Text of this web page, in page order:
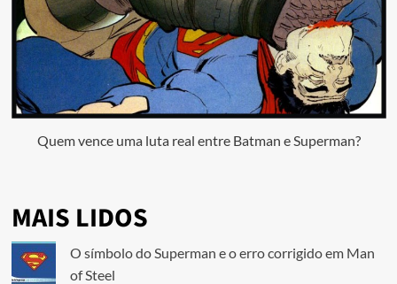
Quem vence uma luta real entre Batman e Superman?
MAIS LIDOS
O símbolo do Superman e o erro corrigido em Man
of Steel